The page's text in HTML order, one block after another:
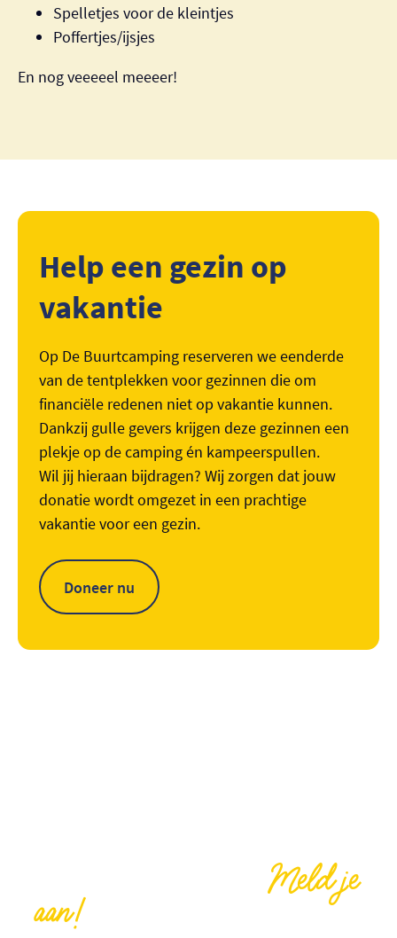
Spelletjes voor de kleintjes
Poffertjes/ijsjes
En nog veeeeel meeeer!
Help een gezin op
vakantie
Op De Buurtcamping reserveren we eenderde
van de tentplekken voor gezinnen die om
financiële redenen niet op vakantie kunnen.
Dankzij gulle gevers krijgen deze gezinnen een
plekje op de camping én kampeerspullen.
Wil jij hieraan bijdragen? Wij zorgen dat jouw
donatie wordt omgezet in een prachtige
vakantie voor een gezin.
Doneer nu
Vrijwilliger worden?Meld je
aan!